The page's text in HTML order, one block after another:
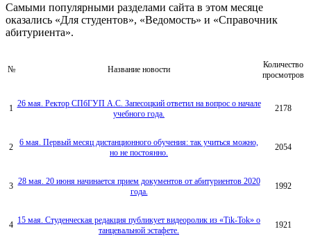
Самыми популярными разделами сайта в этом месяце
оказались «Для студентов», «Ведомость» и «Справочник
абитуриента».
№ Название новости
Количество
просмотров
1 26 мая. Ректор СПбГУП А.С. Запесоцкий ответил на вопрос о начале
учебного года.
2178
2
6 мая. Первый месяц дистанционного обучения: так учиться можно,
но не постоянно.
2054
3 28 мая. 20 июня начинается прием документов от абитуриентов 2020
года.
1992
4 15 мая. Студенческая редакция публикует видеоролик из «Tik-Tok» о
танцевальной эстафете.
1921